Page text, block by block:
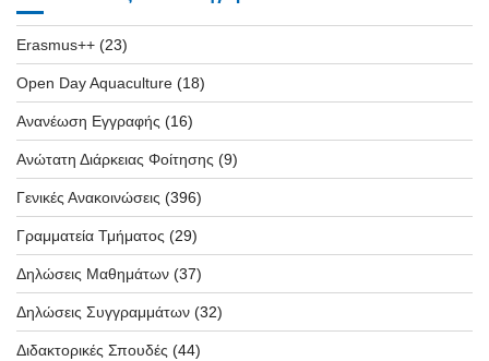
Erasmus++ (23)
Open Day Aquaculture (18)
Ανανέωση Εγγραφής (16)
Ανώτατη Διάρκειας Φοίτησης (9)
Γενικές Ανακοινώσεις (396)
Γραμματεία Τμήματος (29)
Δηλώσεις Μαθημάτων (37)
Δηλώσεις Συγγραμμάτων (32)
Διδακτορικές Σπουδές (44)